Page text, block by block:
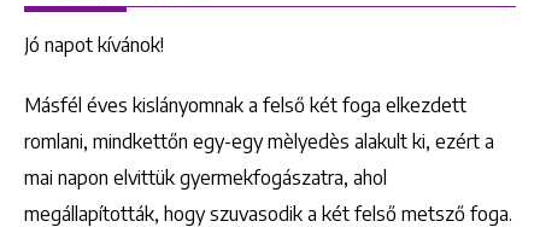
Jó napot kívánok!
Másfél éves kislányomnak a felső két foga elkezdett
romlani, mindkettőn egy-egy mèlyedès alakult ki, ezért a
mai napon elvittük gyermekfogászatra, ahol
megállapították, hogy szuvasodik a két felső metsző foga.